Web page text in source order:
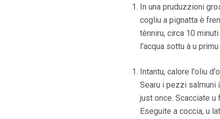
In una pruduzzioni
cogliu a pignatta è
tènniru, circa 10
l'acqua sottu à u
Intantu, calore l'oliu
Searu i pezzi salmuni
just once. Scacciate u
Eseguite a coccia, u